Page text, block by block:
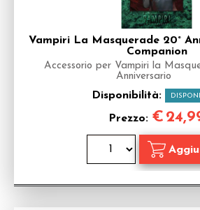
Vampiri La Masquerade 20°
Companion
Accessorio per Vampiri la
Anniversario
Disponibilità:
Prezzo: €